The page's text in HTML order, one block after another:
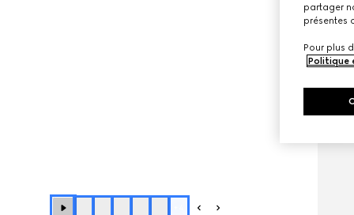
partager
présentes
Pour plus
Politique